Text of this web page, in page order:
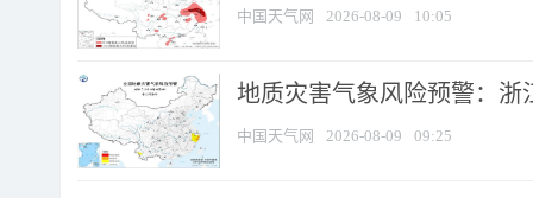
中国天气网 2026-08-09 10:05
地质灾害气象风险预警：浙
中国天气网 2026-08-09 09:25